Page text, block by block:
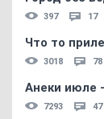
397 17
Что то
3018 78
Анеки июле
7293 47